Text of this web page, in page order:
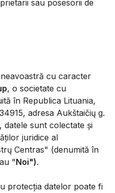
sau posesorii de
cu caracter
, o societate cu
în Republica Lituania,
adresa Aukštaičių g.
datele sunt colectate și
juridice al
Centras" (denumită în
"Noi").
protecția datelor poate fi